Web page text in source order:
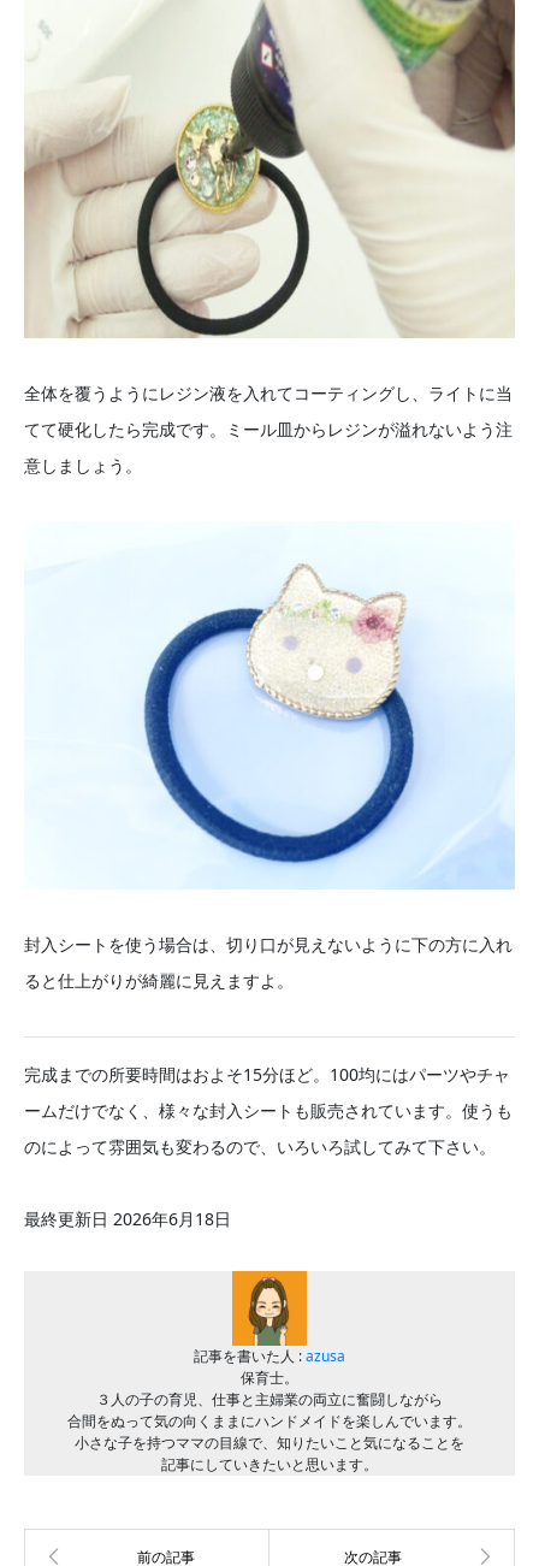
全体を覆うようにレジン液を入れてコーティングし、ライトに当
てて硬化したら完成です。ミール皿からレジンが溢れないよう注
意しましょう。
封入シートを使う場合は、切り口が見えないように下の方に入れ
ると仕上がりが綺麗に見えますよ。
完成までの所要時間はおよそ15分ほど。100均にはパーツやチャ
ームだけでなく、様々な封入シートも販売されています。使うも
のによって雰囲気も変わるので、いろいろ試してみて下さい。
最終更新日 2026年6月18日
記事を書いた人 :azusa
保育士。
３人の子の育児、仕事と主婦業の両立に奮闘しながら
合間をぬって気の向くままにハンドメイドを楽しんでいます。
小さな子を持つママの目線で、知りたいこと気になることを
記事にしていきたいと思います。